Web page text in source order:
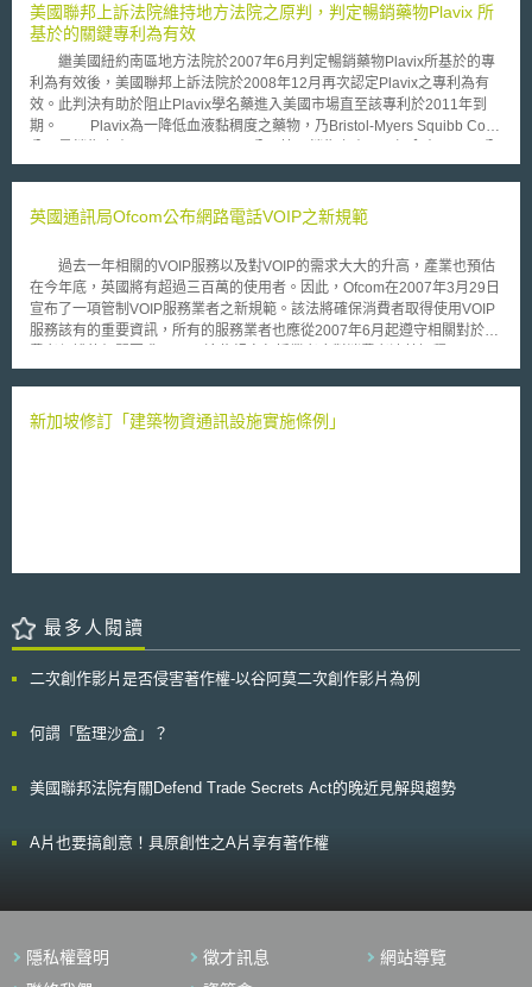
其最大努力布建智慧電表，如售電業並未盡到此一義務，則恐將面臨高額罰
鍰。同時，智慧電表之布建可以鼓勵消費者改變用電習慣，如鼓勵消費者於
用電離峰時間對於電動載具進行充電，或者是設置（再生能源）發電設備用
於用電高峰期間發電、饋電至電網。 從而BEIS旨揭智慧電表計畫，也
是為BEIS於2019年1月提出智慧饋電保證（Smart Export Guarantee，以下
簡稱SEG）鋪路。於SEG新政策下，BEIS將擬定一套不同於躉購制度之政
策框架，使小型生產消費者（prosumer，此處係指可以自行生產電力之用
並將電力售予售電業者，以減輕英國政府預計於今年3月廢除躉購制度所帶
開SEG新政策之保證，從而得以優惠之價格或條件將再生能源設備所產生之
可謂與BEIS於2019年所提出SEG新政策相互搭配，以迎接後躉購制度時代
之來臨。 對於智慧電表之硬體規格，依旨揭智慧電表計畫，第二代智
慧電表（SMETS2）為其建置之核心。第二代智慧電表與第一代智慧電表不
同之處在於，第一代智慧電表係以3G為通訊基礎，且不同電力供應事業主
體所使用之系統相互間無法交流、並存，第二代智慧電表則以4G以上規格
為通訊基礎，且不同電力供應事業係使用同一套系統。同時，智慧電表應盡
之及時反饋方式，知悉現在住家內之能源使用情形以及相關電價狀況，從而
美國聯邦上訴法院維持地方法院之原判，判定暢銷藥物Plavix 所
基於的關鍵專利為有效
繼美國紐約南區地方法院於2007年6月判定暢銷藥物Plavix所基於的專
利為有效後，美國聯邦上訴法院於2008年12月再次認定Plavix之專利為有
效。此判決有助於阻止Plavix學名藥進入美國市場直至該專利於2011年到
期。 Plavix為一降低血液黏稠度之藥物，乃Bristol-Myers Squibb Co.
司宣稱Plavix之專利為無效，於2006年開始在美國販售Plavix 之學名藥。
Inc.支付於販售學名藥期間對兩家藥商所造成的損失。 澳美國聯邦上訴
Apotex所提出的該專利並未包含新發明及Sanofi-Aventis之科學家使用已知
研究方法及已知化合物製成Plavix 之主要組成物。上訴法院法官表示於判斷
非顯而易見上，使用「後見之明」(hindsight)是不適合的。 針對此判
決，Apotex公司表示他們認為上訴法院之決定為錯誤的並將持續努力尋求於
美國銷售有品質的且一般大眾負擔得起的Plavix 學名藥。
英國通訊局Ofcom公布網路電話VOIP之新規範
過去一年相關的VOIP服務以及對VOIP的需求大大的升高，產業也預估
在今年底，英國將有超過三百萬的使用者。因此，Ofcom在2007年3月29日
宣布了一項管制VOIP服務業者之新規範。該法將確保消費者取得使用VOIP
服務該有的重要資訊，所有的服務業者也應從2007年6月起遵守相關對於消
服務內容是否包含緊急服務；二、該服務倚賴家用電源的程度；三、服務內
果消費者選擇的是沒有提供緊急電話或者倚賴外接電源的VOIP服務，該法
新加坡修訂「建築物資通訊設施實施條例」
最多人閱讀
二次創作影片是否侵害著作權-以谷阿莫二次創作影片為例
何謂「監理沙盒」？
美國聯邦法院有關Defend Trade Secrets Act的晚近見解與趨勢
A片也要搞創意！具原創性之A片享有著作權
隱私權聲明 徵才訊息
網站導覽